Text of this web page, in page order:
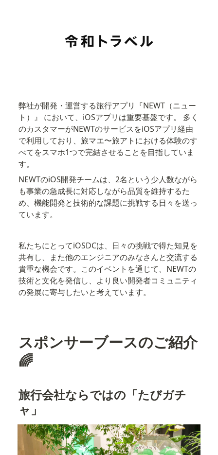
弊社が開発・運営する旅行アプリ『NEWT（ニュー
ト）』 において、iOSアプリは重要基盤です。 多く
のカスタマーがNEWTのサービスをiOSアプリ経由
で利用しており、旅マエ〜旅アトにおける体験のす
べてをスマホ1つで完結させることを目指していま
す。
NEWTのiOS開発チームは、2名という少人数ながら
も事業の急成長に対応しながら品質を維持するた
め、機能開発と技術的な課題に挑戦する日々を送っ
ています。
私たちにとってiOSDCは、日々の挑戦で得た知見を
共有し、また他のエンジニアのみなさんと交流する
貴重な機会です。このイベントを通じて、NEWTの
技術と文化を発信し、より良い開発者コミュニティ
の発展に寄与したいと考えています。
スポンサーブースのご紹介
🌈
旅行会社ならではの「たびガチ
ャ」